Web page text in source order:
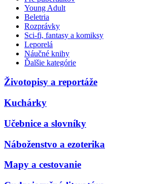
Young Adult
Beletria
Rozprávky
Sci-fi, fantasy a komiksy
Leporelá
Náučné knihy
Ďalšie kategórie
Životopisy a reportáže
Kuchárky
Učebnice a slovníky
Náboženstvo a ezoterika
Mapy a cestovanie